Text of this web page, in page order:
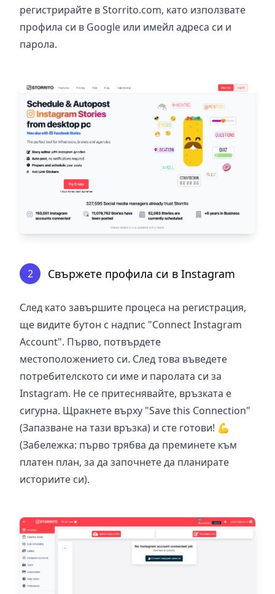
регистрирайте в Storrito.com, като използвате
профила си в Google или имейл адреса си и
парола.
2 Свържете профила си в Instagram
След като завършите процеса на регистрация,
ще видите бутон с надпис "Connect Instagram
Account". Първо, потвърдете
местоположението си. След това въведете
потребителското си име и паролата си за
Instagram. Не се притеснявайте, връзката е
сигурна. Щракнете върху "Save this Connection"
(Запазване на тази връзка) и сте готови! 💪
(Забележка: първо трябва да преминете към
платен план, за да започнете да планирате
историите си).